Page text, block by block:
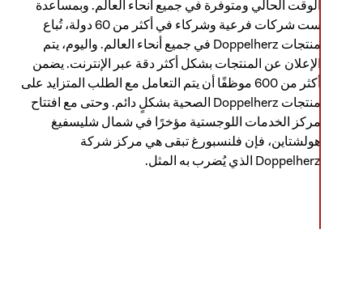
الوقت الحالي ومتوفرة في جميع أنحاء العالم. وبمساعدة
ست شركات فرعية وشركاء في أكثر من 60 دولة، تُباع
منتجات Doppelherz في جميع أنحاء العالم. واليوم، يتم
الإعلان عن المنتجات بشكل أكثر دقة عبر الإنترنت. يضمن
أكثر من 600 موظفًا أن يتم التعامل مع الطلب المتزايد على
منتجات Doppelherz الصحية بشكلٍ دائم. وحتى مع افتتاح
مركز الخدمات اللوجستية مؤخرًا في شمال شليسفيغ
هولشتاين، فإن فلنسبورغ تبقى هي مركز شركة
Doppelherz الذي يُضرب به المثل.